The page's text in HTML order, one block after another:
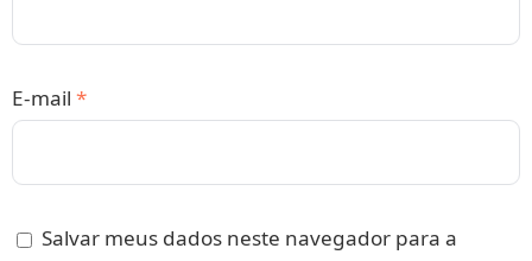
E-mail *
Salvar meus dados neste navegador para a